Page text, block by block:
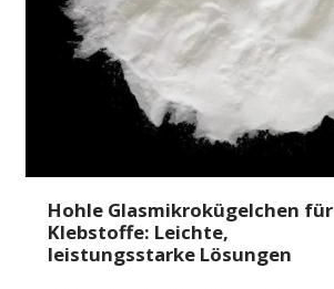
Hohle Glasmikrokügelchen für
Klebstoffe: Leichte,
leistungsstarke Lösungen